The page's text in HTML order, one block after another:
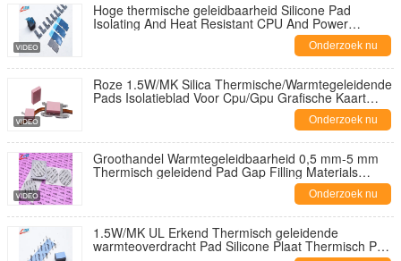
Hoge thermische geleidbaarheid Silicone Pad
Isolating And Heat Resistant CPU And Power
Devices Silicone Heat-Conducting PadOnderzoek nu
Roze 1.5W/MK Silica Thermische/Warmtegeleidende
Pads Isolatieblad Voor Cpu/Gpu Grafische Kaart
Onderzoek nu
Groothandel Warmtegeleidbaarheid 0,5 mm-5 mm
Thermisch geleidend Pad Gap Filling Materials
Cooling Pad voor Laptop Led CPU GPUOnderzoek nu
1.5W/MK UL Erkend Thermisch geleidende
warmteoverdracht Pad Silicone Plaat Thermisch Pad